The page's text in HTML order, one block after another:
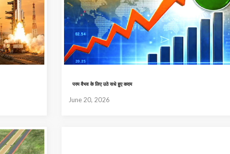
परम वैभव के लिए उठे सधे हुए कदम
June 20, 2026